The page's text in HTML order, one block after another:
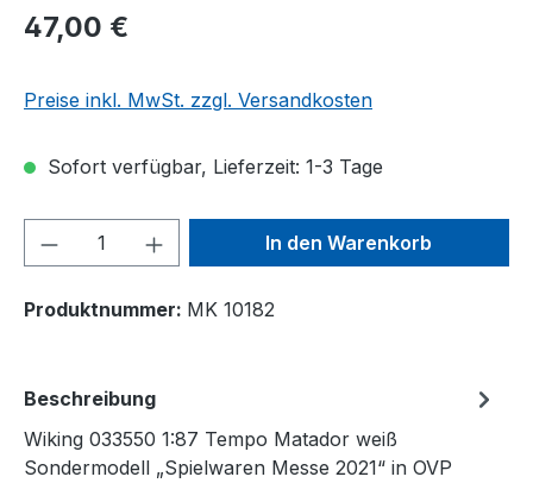
47,00 €
Preise inkl. MwSt. zzgl. Versandkosten
Sofort verfügbar, Lieferzeit: 1-3 Tage
Produkt Anzahl: Gib denIn den Warenkorb
Produktnummer: MK 10182
Beschreibung
Wiking 033550 1:87 Tempo Matador weiß
Sondermodell „Spielwaren Messe 2021“ in OVP